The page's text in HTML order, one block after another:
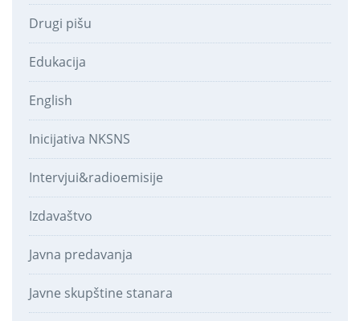
Drugi pišu
Edukacija
English
Inicijativa NKSNS
Intervjui&radioemisije
Izdavaštvo
Javna predavanja
Javne skupštine stanara